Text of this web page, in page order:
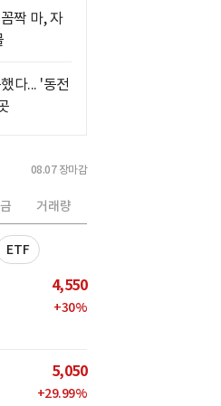
짝 마, 자
다... '동전
08.07 장마감
거래량
ETF
4,550
+30%
5,050
+29.99%